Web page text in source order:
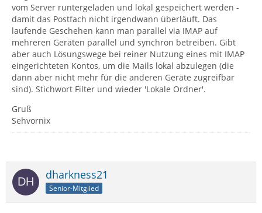
vom Server runtergeladen und lokal gespeichert werden -
damit das Postfach nicht irgendwann überläuft. Das
laufende Geschehen kann man parallel via IMAP auf
mehreren Geräten parallel und synchron betreiben. Gibt
aber auch Lösungswege bei reiner Nutzung eines mit IMAP
eingerichteten Kontos, um die Mails lokal abzulegen (die
dann aber nicht mehr für die anderen Geräte zugreifbar
sind). Stichwort Filter und wieder 'Lokale Ordner'.
Gruß
Sehvornix
dharkness21
Senior-Mitglied